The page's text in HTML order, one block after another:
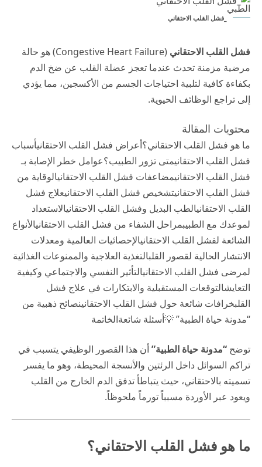
_فشل القلب الاحتقاني
فشل القلب الاحتقاني
(Congestive Heart Failure) هو حالة
مرضية مزمنة تحدث عندما تعجز عضلة القلب عن ضخ الدم
بكفاءة كافية لتلبية احتياجات الجسم من الأكسجين، مما يؤدي
إلى تراجع الوظائف الحيوية.
محتويات المقالة
ما هو فشل القلب الاحتقاني؟أعراض فشل القلب الاحتقانيأسباب
فشل القلب الاحتقانيمتى تزور الطبيب؟عوامل خطر الإصابة بـ
فشل القلب الاحتقانيمضاعفات فشل القلب الاحتقانيالوقاية من
فشل القلب الاحتقانيتشخيص فشل القلب الاحتقانيعلاج فشل
القلب الاحتقانيالطب البديل وفشل القلب الاحتقانيالاستعداد
لموعدك مع الطبيبمراحل الشفاء من فشل القلب الاحتقانيالأنواع
الشائعة لفشل القلب الاحتقانيالإحصائيات العالمية ومعدلات
الانتشار الحالية لقصور القلبالتغذية العلاجية والممنوعات الغذائية
لمرضى فشل القلب الاحتقانيالتأثير النفسي والاجتماعي وكيفية
التعايشالتوقعات المستقبلية والابتكارات في علاج فشل
القلبخرافات شائعة حول فشل القلب الاحتقانينصائح ذهبية من
“مدونة حياة الطبية” 💡أسئلة شائعةالخاتمة
توضح “مدونة حياة الطبية”أن هذا القصور الوظيفي يتسبب في
تراكم السوائل داخل الرئتين والأنسجة المحيطة، وهو ما يفسر
تسميته بالاحتقاني، حيث يتباطأ تدفق الدم الخارج من القلب
ويعود عبر الأوردة مسبباً تورماً ملحوظاً.
ما هو فشل القلب الاحتقاني؟